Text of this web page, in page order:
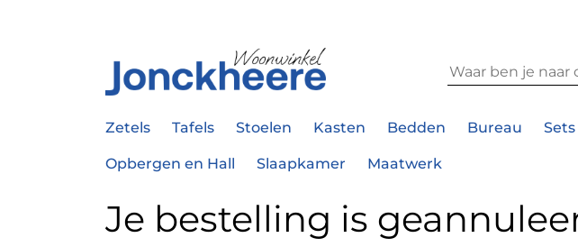
Zetels Tafels Stoelen Kasten Bedden Bureau Sets
Opbergen en Hall Slaapkamer Maatwerk
Je bestelling is